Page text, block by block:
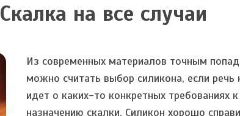
Скалка на все случаи
Из современных материалов точным
можно считать выбор силикона, если речь
идет о каких-то конкретных требованиях к
назначению скалки. Силикон хорошо